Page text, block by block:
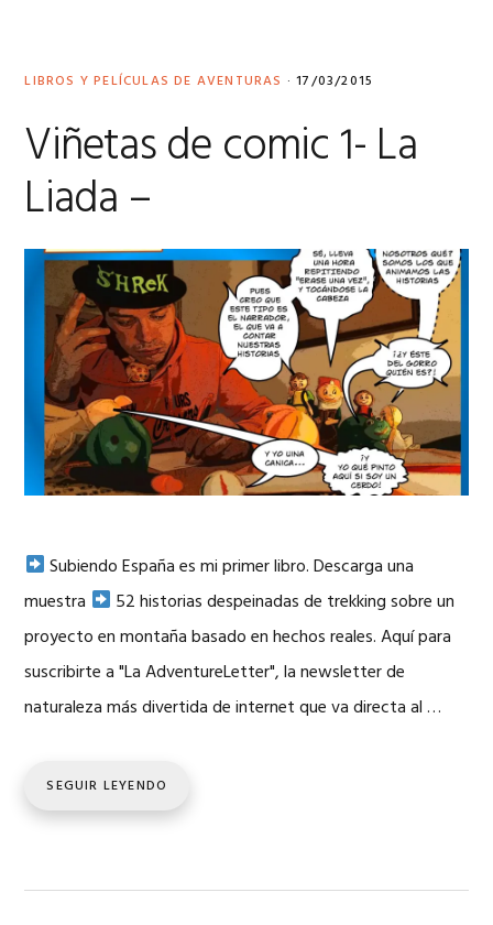
LIBROS Y PELÍCULAS DE AVENTURAS · 17/03/2015
Viñetas de comic 1- La
Liada –
Subiendo España es mi primer libro. Descarga una
muestra
52 historias despeinadas de trekking sobre un
proyecto en montaña basado en hechos reales. Aquí para
suscribirte a "La AdventureLetter", la newsletter de
naturaleza más divertida de internet que va directa al …
SEGUIR LEYENDO